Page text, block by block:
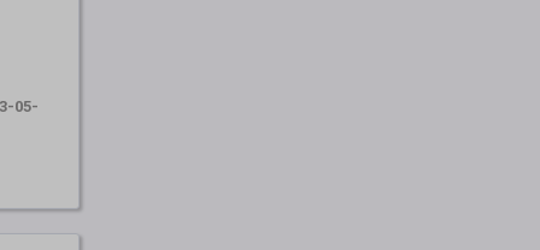
05-